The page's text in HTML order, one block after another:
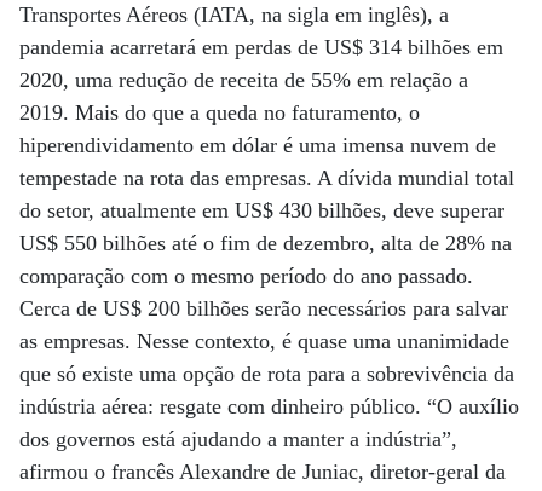
Transportes Aéreos (IATA, na sigla em inglês), a
pandemia acarretará em perdas de US$ 314 bilhões em
2020, uma redução de receita de 55% em relação a
2019. Mais do que a queda no faturamento, o
hiperendividamento em dólar é uma imensa nuvem de
tempestade na rota das empresas. A dívida mundial total
do setor, atualmente em US$ 430 bilhões, deve superar
US$ 550 bilhões até o fim de dezembro, alta de 28% na
comparação com o mesmo período do ano passado.
Cerca de US$ 200 bilhões serão necessários para salvar
as empresas. Nesse contexto, é quase uma unanimidade
que só existe uma opção de rota para a sobrevivência da
indústria aérea: resgate com dinheiro público. “O auxílio
dos governos está ajudando a manter a indústria”,
afirmou o francês Alexandre de Juniac, diretor-geral da